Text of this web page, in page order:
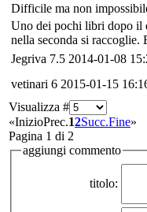
Difficile ma non
Uno dei pochi libri dopo il
nella seconda si raccoglie.
Jegriva 7.5 2014-01-08
vetinari 6 2015-01-15
Visualizza #
«InizioPrec.12Succ.Fine»
Pagina 1 di 2
aggiungi commento
titolo: